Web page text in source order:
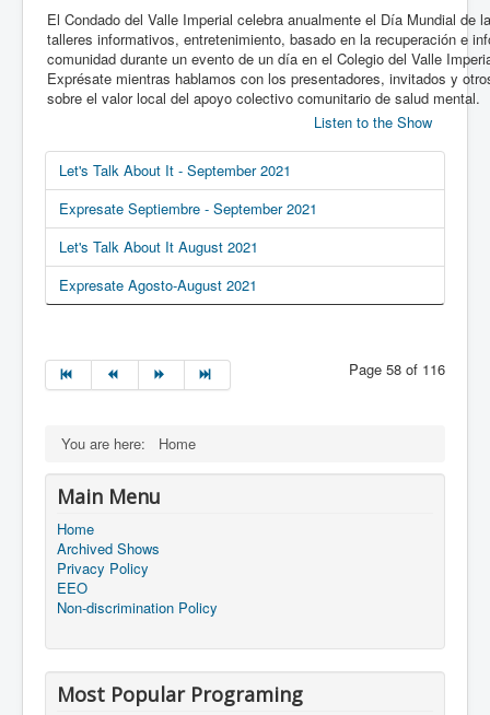
El Condado del Valle Imperial celebra anualmente el Día Mundial de
talleres informativos, entretenimiento, basado en la recuperación e
comunidad durante un evento de un día en el Colegio del Valle
Exprésate mientras hablamos con los presentadores, invitados y
sobre el valor local del apoyo colectivo comunitario de salud mental.
Listen to the Show
Let's Talk About It - September 2021
Expresate Septiembre - September 2021
Let's Talk About It August 2021
Expresate Agosto-August 2021
Page 58 of 116
You are here: Home
Main Menu
Home
Archived Shows
Privacy Policy
EEO
Non-discrimination Policy
Most Popular Programing